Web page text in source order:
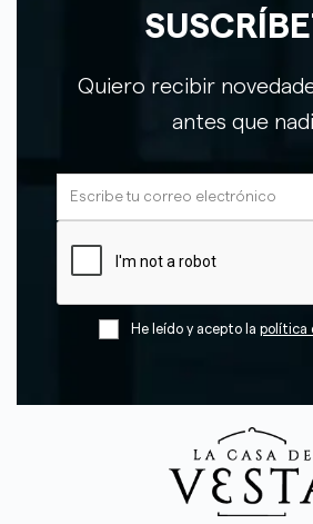
Quiero recibir
antes que
He leído y acepto la política